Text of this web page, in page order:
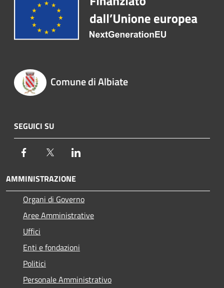
Comune di Albiate
SEGUICI SU
Facebook Twitter
AMMINISTRAZIONE
Organi di Governo
Aree Amministrative
Uffici
Enti e fondazioni
Politici
Personale Amministrativo